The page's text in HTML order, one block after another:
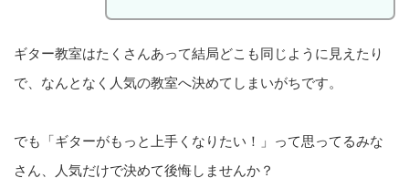
ギター教室はたくさんあって結局どこも同じように見えたり
で、なんとなく人気の教室へ決めてしまいがちです。
でも「ギターがもっと上手くなりたい！」って思ってるみな
さん、人気だけで決めて後悔しませんか？